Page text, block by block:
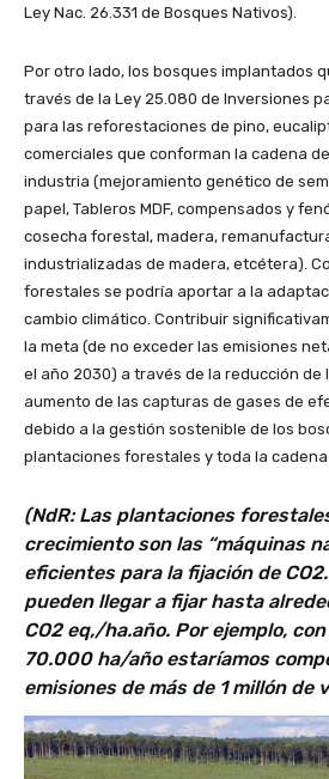
Ley Nac. 26.331 de Bosques Nativos).
Por otro lado, los bosques implantados
través de la Ley 25.080 de Inversiones
para las reforestaciones de pino,
comerciales que conforman la cadena
industria (mejoramiento genético de
papel, Tableros MDF, compensados y
cosecha forestal, madera,
industrializadas de madera, etcétera).
forestales se podría aportar a la
cambio climático. Contribuir
la meta (de no exceder las emisiones
el año 2030) a través de la reducción de
aumento de las capturas de gases de
debido a la gestión sostenible de los
plantaciones forestales y toda la
(NdR: Las plantaciones
crecimiento son las “máquinas
eficientes para la fijación de
pueden llegar a fijar hasta
CO2 eq,/ha.año. Por ejemplo,
70.000 ha/año estaríamos
emisiones de más de 1 millón de